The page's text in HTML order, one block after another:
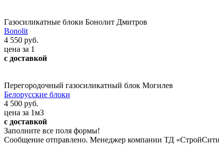
Газосиликатные блоки Бонолит Дмитров
Bonolit
4 550 руб.
цена за 1
с доставкой
Перегородочный газосиликатный блок Могилев
Белорусские блоки
4 500 руб.
цена за 1м3
с доставкой
Заполните все поля формы!
Сообщение отправлено. Менеджер компании ТД